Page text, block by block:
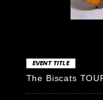
EVENT TITLE
The Biscats